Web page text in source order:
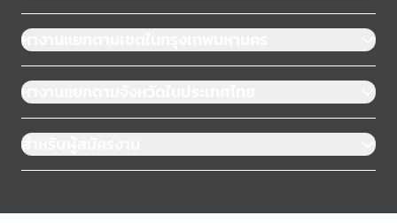
หางานแยกตามเขตในกรุงเทพมหานคร
หางานแยกตามจังหวัดในประเทศไทย
สำหรับผู้สมัครงาน